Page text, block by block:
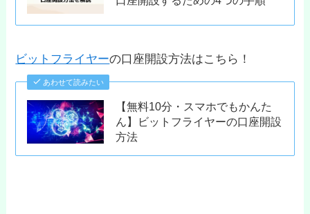
ビットフライヤーの口座開設方法はこちら！
あわせて読みたい
【無料10分・スマホでもかんた
ん】ビットフライヤーの口座開設
方法